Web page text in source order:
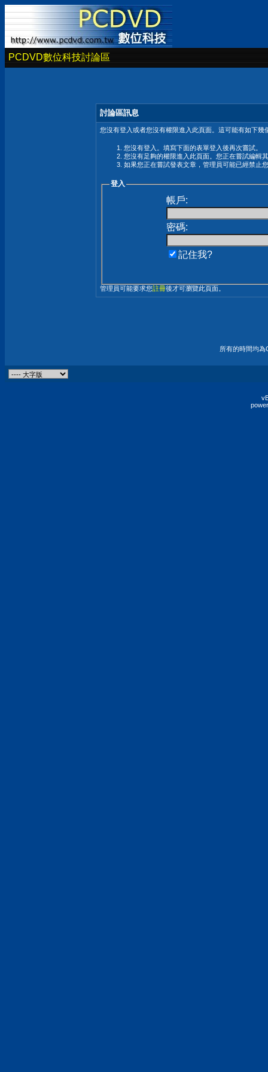
PCDVD數位科技討論區
討論區訊息
您沒有登入或者您沒有權限進入此頁面。這可能有如下幾
您沒有登入。填寫下面的表單登入後再次嘗試。
您沒有足夠的權限進入此頁面。您正在嘗試編輯
如果您正在嘗試發表文章，管理員可能已經禁止
登入
帳戶:
密碼:
記住我?
管理員可能要求您註冊後才可瀏覽此頁面。
所有的時間均為